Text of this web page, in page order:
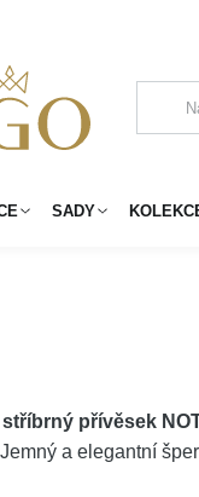
SADY
stříbrný přívěsek
a elegantní